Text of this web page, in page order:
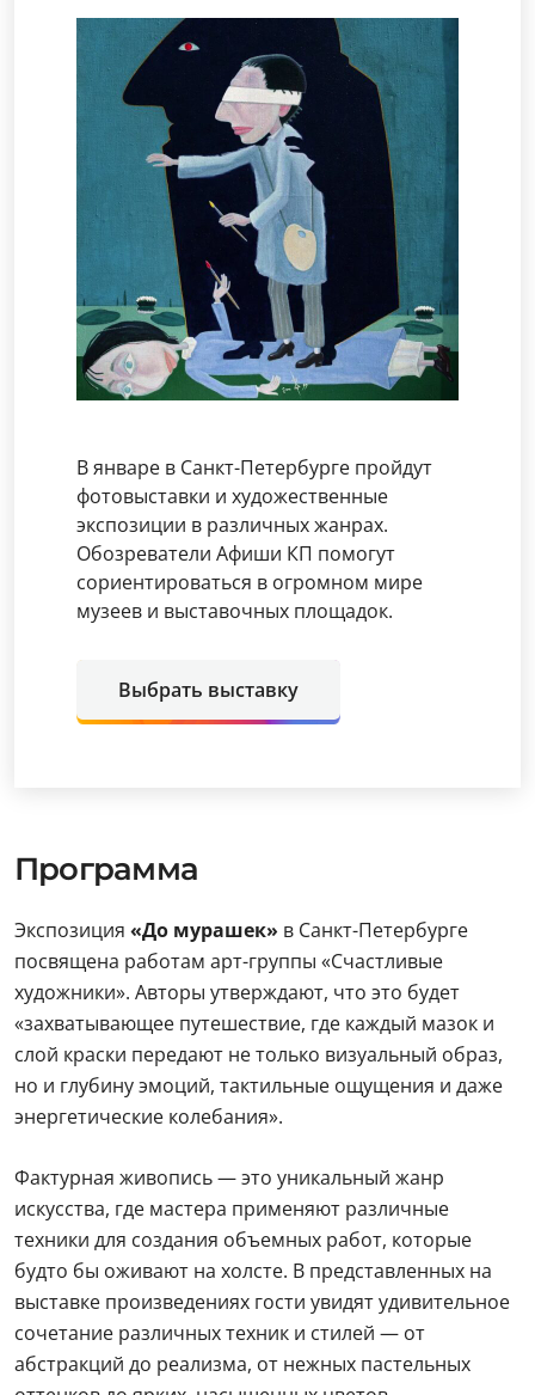
В январе в Санкт-Петербурге пройдут
фотовыставки и художественные
экспозиции в различных жанрах.
Обозреватели Афиши КП помогут
сориентироваться в огромном мире
музеев и выставочных площадок.
Выбрать выставку
Программа
Экспозиция «До мурашек» в Санкт-Петербурге
посвящена работам арт-группы «Счастливые
художники». Авторы утверждают, что это будет
«захватывающее путешествие, где каждый мазок и
слой краски передают не только визуальный образ,
но и глубину эмоций, тактильные ощущения и даже
энергетические колебания».
Фактурная живопись — это уникальный жанр
искусства, где мастера применяют различные
техники для создания объемных работ, которые
будто бы оживают на холсте. В представленных на
выставке произведениях гости увидят удивительное
сочетание различных техник и стилей — от
абстракций до реализма, от нежных пастельных